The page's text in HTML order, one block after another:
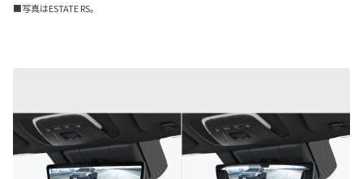
■写真はESTATE RS。